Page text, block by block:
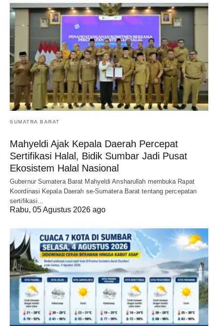
SUMATRA BARAT
Mahyeldi Ajak Kepala Daerah Percepat
Sertifikasi Halal, Bidik Sumbar Jadi Pusat
Ekosistem Halal Nasional
Gubernur Sumatera Barat Mahyeldi Ansharullah membuka Rapat
Koordinasi Kepala Daerah se-Sumatera Barat tentang percepatan
sertifikasi…
Rabu, 05 Agustus 2026 ago